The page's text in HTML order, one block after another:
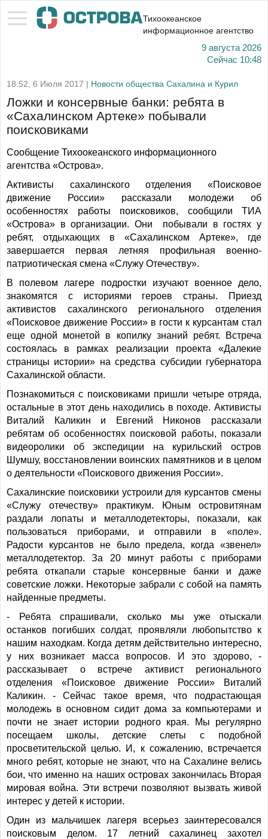
Тихоокеанское
информационное агентство
9 августа 2026
Сейчас 10:48
18:52, 6 Июля 2017 | Новости общества Сахалина и Курил
Ложки и консервные банки: ребята в
«Сахалинском Артеке» побывали
поисковиками
Сообщение Тихоокеанского информационного
агентства «Острова».
Активисты сахалинского отделения «Поисковое
движение России» рассказали молодежи об
особенностях работы поисковиков, сообщили ТИА
«Острова» в организации. Они побывали в гостях у
ребят, отдыхающих в «Сахалинском Артеке», где
завершается первая летняя профильная военно-
патриотическая смена «Служу Отечеству».
В полевом лагере подростки изучают военное дело,
знакомятся с историями героев страны. Приезд
активистов сахалинского регионального отделения
«Поисковое движение России» в гости к курсантам стал
еще одной монетой в копилку знаний ребят. Встреча
состоялась в рамках реализации проекта «Далекие
страницы истории» на средства субсидии губернатора
Сахалинской области.
Познакомиться с поисковиками пришли четыре отряда,
остальные в этот день находились в походе. Активисты
Виталий Каликин и Евгений Никонов рассказали
ребятам об особенностях поисковой работы, показали
видеоролики об экспедиции на курильский остров
Шумшу, восстановлении воинских памятников и в целом
о деятельности «Поискового движения России».
Сахалинские поисковики устроили для курсантов смены
«Служу отечеству» практикум. Юным островитянам
раздали лопаты и металлодетекторы, показали, как
пользоваться приборами, и отправили в «поле».
Радости курсантов не было предела, когда «звенел»
металлодетектор. За 20 минут работы с приборами
ребята откапали старые консервные банки и даже
советские ложки. Некоторые забрали с собой на память
найденные предметы.
- Ребята спрашивали, сколько мы уже отыскали
останков погибших солдат, проявляли любопытство к
нашим находкам. Когда детям действительно интересно,
у них возникает масса вопросов. И это здорово, -
рассказывает о встрече активист регионального
отделения «Поисковое движение России» Виталий
Каликин. - Сейчас такое время, что подрастающая
молодежь в основном сидит дома за компьютерами и
почти не знает истории родного края. Мы регулярно
посещаем школы, детские слеты с подобной
просветительской целью. И, к сожалению, встречается
много ребят, которые не знают, что на Сахалине велись
бои, что именно на наших островах закончилась Вторая
мировая война. Эти встречи позволяют вызвать живой
интерес у детей к истории.
Один из мальчишек лагеря всерьез заинтересовался
поисковым делом. 17 летний сахалинец захотел